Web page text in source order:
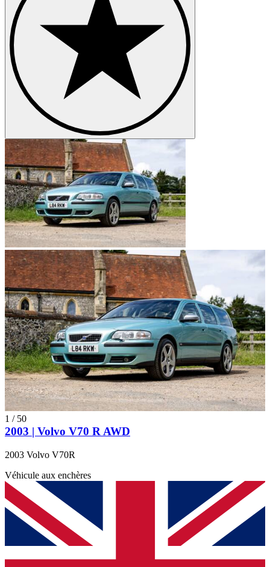
1 / 50
2003 | Volvo V70 R AWD
2003 Volvo V70R
Véhicule aux enchères